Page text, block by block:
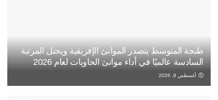
طنجة المتوسط يتصدر الموانئ الإفريقية ويحتل المرتبة
السادسة عالميًا في أداء موانئ الحاويات لعام 2026
أغسطس 9, 2026